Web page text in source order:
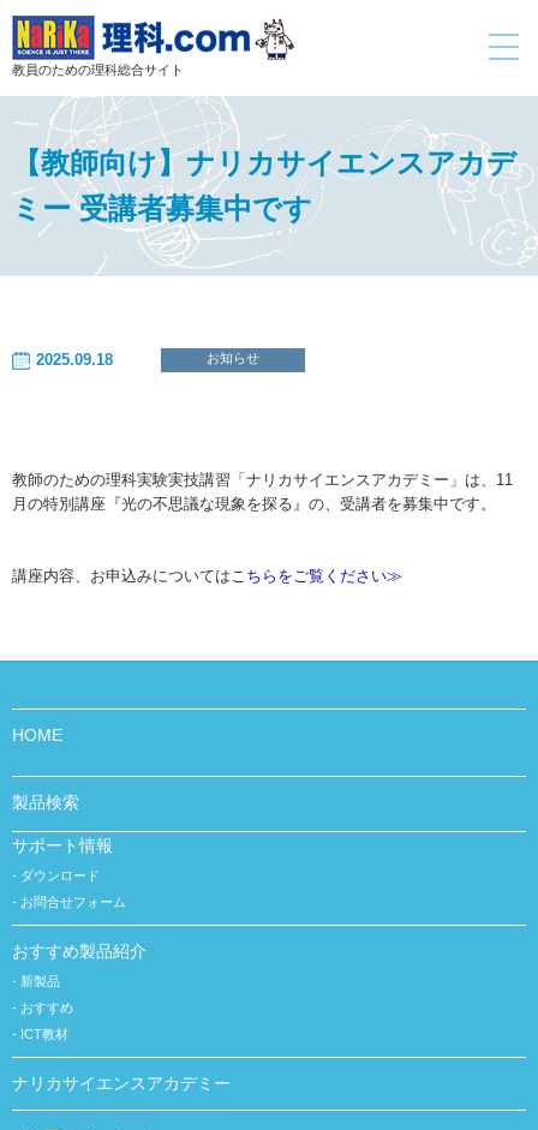
教員のための理科総合サイト
toggle
【教師向け】ナリカサイエンスアカデ
ミー 受講者募集中です
2025.09.18 お知らせ
教師のための理科実験実技講習「ナリカサイエンスアカデミー」は、11
月の特別講座『光の不思議な現象を探る』の、受講者を募集中です。
講座内容、お申込みについてはこちらをご覧ください≫
HOME
製品検索
サポート情報
ダウンロード
お問合せフォーム
おすすめ製品紹介
新製品
おすすめ
ICT教材
ナリカサイエンスアカデミー